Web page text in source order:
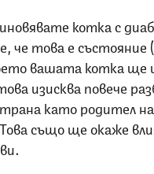
котка с
че това е състояние
вашата котка ще
изисква повече
като родител
също ще окаже